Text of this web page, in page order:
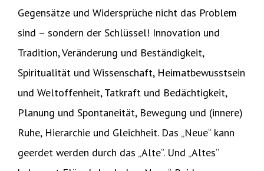
Gegensätze und Widersprüche nicht das Problem
sind – sondern der Schlüssel! Innovation und
Tradition, Veränderung und Beständigkeit,
Spiritualität und Wissenschaft, Heimatbewusstsein
und Weltoffenheit, Tatkraft und Bedächtigkeit,
Planung und Spontaneität, Bewegung und (innere)
Ruhe, Hierarchie und Gleichheit. Das „Neue“ kann
geerdet werden durch das „Alte“. Und „Altes“